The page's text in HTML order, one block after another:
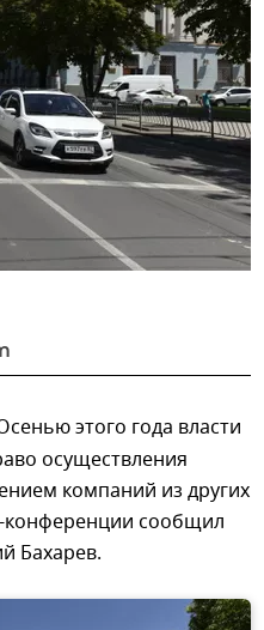
этого года власти
осуществления
компаний из других
конференции сообщил
Бахарев.